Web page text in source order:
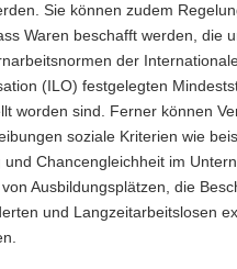
Sie können zudem
Waren beschafft werden, die
der
(ILO) festgelegten
worden sind. Ferner können
soziale Kriterien wie
und Chancengleichheit im
Ausbildungsplätzen, die
und Langzeitarbeitslosen